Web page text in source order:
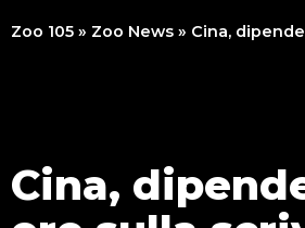
Zoo 105 » Zoo News » Cina,
Cina,